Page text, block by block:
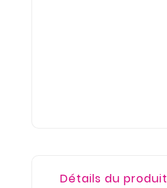
Détails du produit